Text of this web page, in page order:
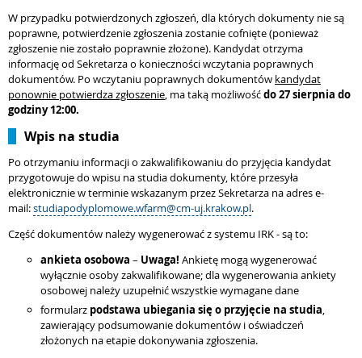
W przypadku potwierdzonych zgłoszeń, dla których dokumenty nie są
poprawne, potwierdzenie zgłoszenia zostanie cofnięte (ponieważ
zgłoszenie nie zostało poprawnie złożone). Kandydat otrzyma
informację od Sekretarza o konieczności wczytania poprawnych
dokumentów. Po wczytaniu poprawnych dokumentów kandydat
ponownie potwierdza zgłoszenie, ma taką możliwośćdo 27 sierpnia do
godziny 12:00.
Wpis na studia
Po otrzymaniu informacji o zakwalifikowaniu do przyjęcia kandydat
przygotowuje do wpisu na studia dokumenty, które przesyła
elektronicznie w terminie wskazanym przez Sekretarza na adres e-
mail:studiapodyplomowe.wfarm@cm-uj.krakow.pl.
Część dokumentów należy wygenerować z systemu IRK - są to:
ankieta osobowa – Uwaga! Ankietę mogą wygenerować
wyłącznie osoby zakwalifikowane; dla wygenerowania ankiety
osobowej należy uzupełnić wszystkie wymagane dane
formularz podstawa ubiegania się o przyjęcie na studia,
zawierający podsumowanie dokumentów i oświadczeń
złożonych na etapie dokonywania zgłoszenia.